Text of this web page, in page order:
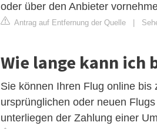
oder über den Anbieter
Antrag auf Entfernung der Quelle
Wie lange kann ich
Sie können Ihren Flug online
ursprünglichen oder neuen
unterliegen der Zahlung einer